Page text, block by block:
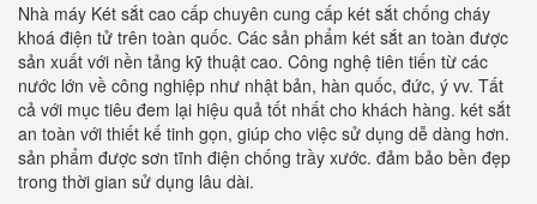
Nhà máy Két sắt cao cấp chuyên cung cấp két sắt chống cháy
khoá điện tử trên toàn quốc. Các sản phẩm két sắt an toàn được
sản xuất với nền tảng kỹ thuật cao. Công nghệ tiên tiến từ các
nước lớn về công nghiệp như nhật bản, hàn quốc, đức, ý vv. Tất
cả với mục tiêu đem lại hiệu quả tốt nhất cho khách hàng. két sắt
an toàn với thiết kế tinh gọn, giúp cho việc sử dụng dễ dàng hơn.
sản phẩm được sơn tĩnh điện chống trầy xước. đảm bảo bền đẹp
trong thời gian sử dụng lâu dài.